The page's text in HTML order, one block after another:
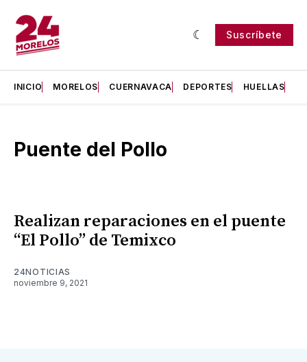
Suscríbete
INICIO MORELOS CUERNAVACA DEPORTES HUELLAS
Puente del Pollo
Realizan reparaciones en el puente
“El Pollo” de Temixco
24NOTICIAS
noviembre 9, 2021